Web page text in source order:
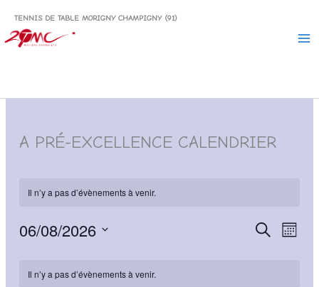
contenu
TENNIS DE TABLE MORIGNY CHAMPIGNY (91)
A PRÉ-EXCELLENCE CALENDRIER
Il n’y a pas d’évènements à venir.
Recherche
Recherche
Mois
06/08/2026
date.
deIl n’y a pas d’évènements à venir.